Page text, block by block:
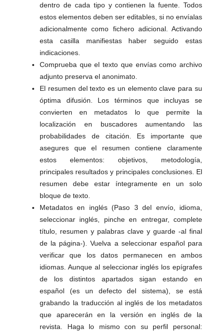
dentro de cada tipo y contienen la fuente. Todos
estos elementos deben ser editables, si no envíalas
adicionalmente como fichero adicional. Activando
esta casilla manifiestas haber seguido estas
indicaciones.
Comprueba que el texto que envías como archivo
adjunto preserva el anonimato.
El resumen del texto es un elemento clave para su
óptima difusión. Los términos que incluyas se
convierten en metadatos lo que permite la
localización en buscadores aumentando las
probabilidades de citación. Es importante que
asegures que el resumen contiene claramente
estos elementos: objetivos, metodología,
principales resultados y principales conclusiones. El
resumen debe estar íntegramente en un solo
bloque de texto.
Metadatos en inglés (Paso 3 del envío, idioma,
seleccionar inglés, pinche en entregar, complete
título, resumen y palabras clave y guarde -al final
de la página-). Vuelva a seleccionar español para
verificar que los datos permanecen en ambos
idiomas. Aunque al seleccionar inglés los epígrafes
de los distintos apartados sigan estando en
español (es un defecto del sistema), se está
grabando la traducción al inglés de los metadatos
que aparecerán en la versión en inglés de la
revista. Haga lo mismo con su perfil personal: